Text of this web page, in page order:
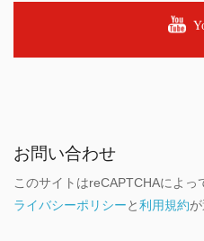
お問い合わせ
このサイトはreCAPTCHAによ
ライバシーポリシーと利用規約